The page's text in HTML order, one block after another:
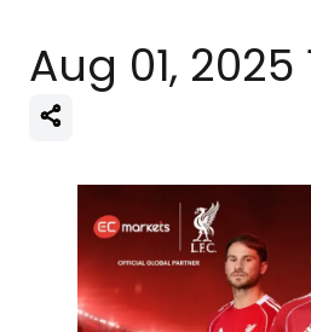
Aug 01, 2025